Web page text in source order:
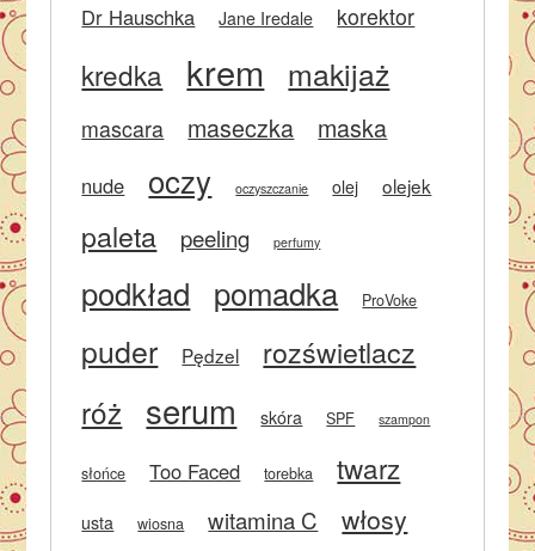
Dr Hauschka Jane Iredale korektor
kredka krem makijaż
mascara maseczka maska
nude oczy oczyszczanie olej olejek
paleta peeling perfumy
podkład pomadka ProVoke
puder Pędzel rozświetlacz
róż serum skóra SPF szampon
słońce Too Faced torebka twarz
usta wiosna witamina C włosy